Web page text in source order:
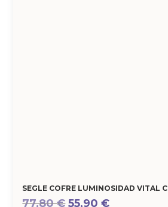
SEGLE COFRE LUMINOSIDAD VITAL C
77,80€ El
55,90€El